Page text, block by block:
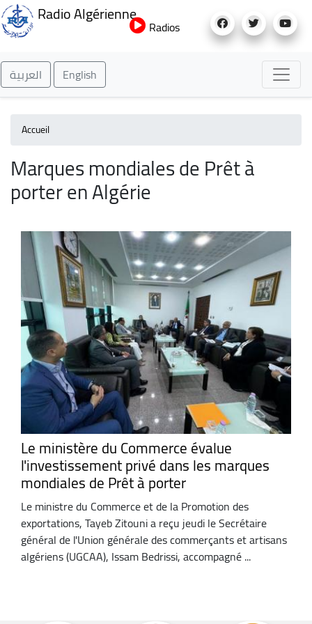
au
Radio Algérienne
Radios
العربية English
Accueil
Marques mondiales de Prêt à
porter en Algérie
Le ministère du Commerce évalue
l'investissement privé dans les marques
mondiales de Prêt à porter
Le ministre du Commerce et de la Promotion des
exportations, Tayeb Zitouni a reçu jeudi le Secrétaire
général de l'Union générale des commerçants et artisans
algériens (UGCAA), Issam Bedrissi, accompagné ...